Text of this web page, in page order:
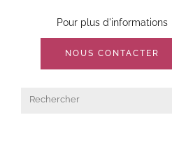
Pour plus d'informations
NOUS CONTACTER